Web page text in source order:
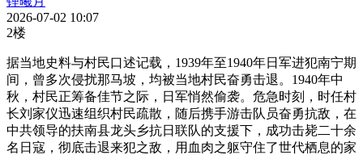
2026-07-02 10:07
2楼
据当地史料与村民口述记载，1939年至1940年日军进犯南宁期
间，曾多次侵扰那马坡，均被当地村民奋勇击退。1940年中
秋，村民正筹备佳节之际，日军悄然偷袭。危急时刻，时任村
长刘家仪迅速组织村民疏散，随后携手游击队员奋勇抗敌，在
中共领导的扶南县龙头乡抗日联队的支援下，成功击毙二十余
名日寇，彻底击退来犯之敌，用血肉之躯守住了世代栖息的家